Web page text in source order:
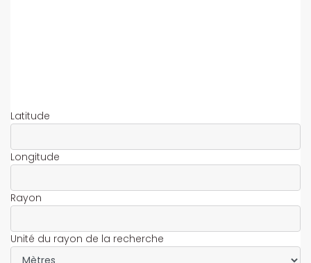
Latitude
Longitude
Rayon
Unité du rayon de la recherche